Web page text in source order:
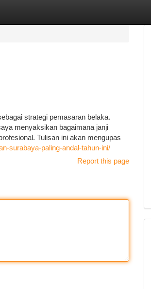
strategi pemasaran belaka.
menyaksikan bagaimana janji
Tulisan ini akan mengupas
surabaya-paling-andal-tahun-ini/
Report this page